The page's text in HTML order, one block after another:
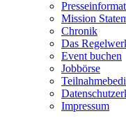
Mission
Chronik
Das
Event buchen
Jobbörse
Impressum